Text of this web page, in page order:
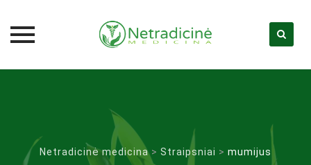
Netradicinė medicina> Straipsniai > mumijus